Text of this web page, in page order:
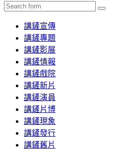
Search
講鏟宣傳
講鏟專題
講鏟影展
講鏟情報
講鏟戲院
講鏟新片
講鏟演員
講鏟片博
講鏟現象
講鏟發行
講鏟舊片